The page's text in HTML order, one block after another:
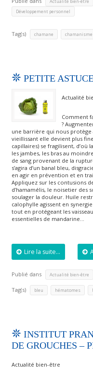
Actualité bien-être
Développement personnel
Tag(s) chamane chamanisme
PETITE
Actualité
Comment
?
une barrière qui nous protège
vieillissant elle devient plus
capillaires) se fragilisent, d’où
les jambes, les bras au
de sang provenant de la
s’agira d’un banal bleu,
en agir en prévention et en
Appliquez sur les contusions
d’hamamélis, le noisetier
soulager la douleur. Huile
calophylle agissent en
tout en protégeant les
essentielles de mandarine…
Lire la suite...
Publié dans Actualité bien-être
Tag(s) bleu hématomes
INSTITUT
DE GROUCHES –
Actualité bien-être